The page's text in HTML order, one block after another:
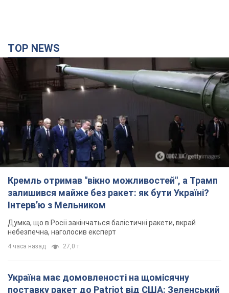
TOP NEWS
Кремль отримав "вікно можливостей", а Трамп
залишився майже без ракет: як бути Україні?
Інтерв’ю з Мельником
Думка, що в Росії закінчаться балістичні ракети, вкрай
небезпечна, наголосив експерт
4 часа назад 27,0 т.
Україна має домовленості на щомісячну
поставку ракет до Patriot від США: Зеленський